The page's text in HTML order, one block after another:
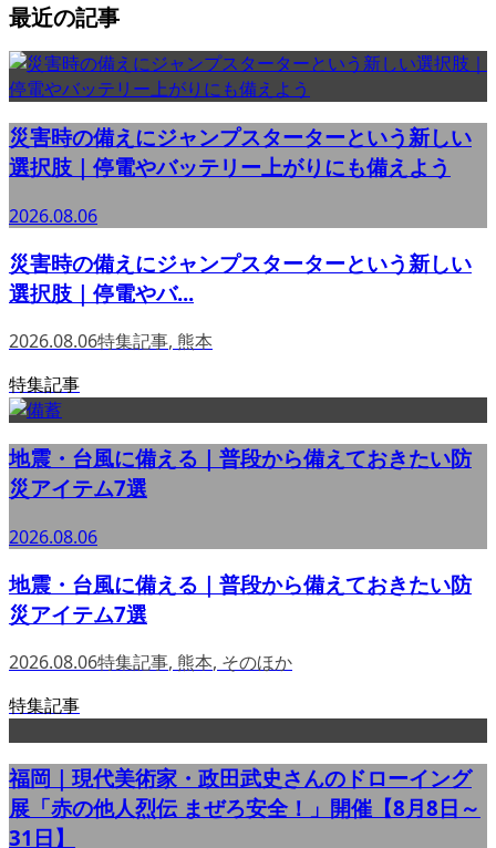
最近の記事
災害時の備えにジャンプスターターという新しい
選択肢｜停電やバッテリー上がりにも備えよう
2026.08.06
災害時の備えにジャンプスターターという新しい
選択肢｜停電やバ...
2026.08.06特集記事, 熊本
特集記事
地震・台風に備える｜普段から備えておきたい防
災アイテム7選
2026.08.06
地震・台風に備える｜普段から備えておきたい防
災アイテム7選
2026.08.06特集記事, 熊本, そのほか
特集記事
福岡｜現代美術家・政田武史さんのドローイング
展「赤の他人烈伝 まぜろ安全！」開催【8月8日～
31日】